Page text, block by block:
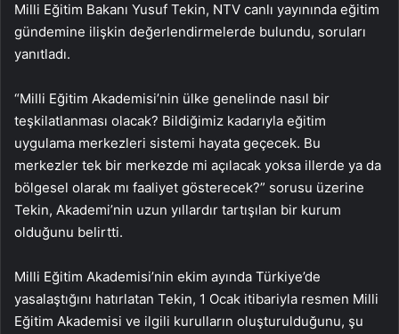
Milli Eğitim Bakanı Yusuf Tekin, NTV canlı yayınında eğitim
gündemine ilişkin değerlendirmelerde bulundu, soruları
yanıtladı.
“Milli Eğitim Akademisi’nin ülke genelinde nasıl bir
teşkilatlanması olacak? Bildiğimiz kadarıyla eğitim
uygulama merkezleri sistemi hayata geçecek. Bu
merkezler tek bir merkezde mi açılacak yoksa illerde ya da
bölgesel olarak mı faaliyet gösterecek?” sorusu üzerine
Tekin, Akademi’nin uzun yıllardır tartışılan bir kurum
olduğunu belirtti.
Milli Eğitim Akademisi’nin ekim ayında Türkiye’de
yasalaştığını hatırlatan Tekin, 1 Ocak itibariyla resmen Milli
Eğitim Akademisi ve ilgili kurulların oluşturulduğunu, şu